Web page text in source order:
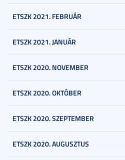
ETSZK 2021. FEBRUÁR
ETSZK 2021. JANUÁR
ETSZK 2020. NOVEMBER
ETSZK 2020. OKTÓBER
ETSZK 2020. SZEPTEMBER
ETSZK 2020. AUGUSZTUS